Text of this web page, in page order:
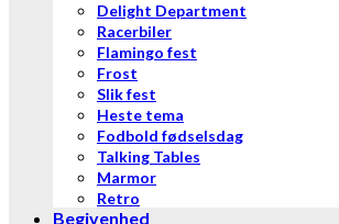
Delight Department
Racerbiler
Flamingo fest
Frost
Slik fest
Heste tema
Fodbold fødselsdag
Talking Tables
Marmor
Retro
Begivenhed